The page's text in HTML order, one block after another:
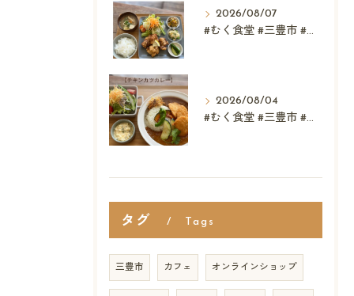
2026/08/07
#むく食堂 #三豊市 #レストラン #テイクアウト #父...
2026/08/04
#むく食堂 #三豊市 #テイクアウト #高屋神社 #...
タグ Tags
三豊市 カフェ オンラインショップ